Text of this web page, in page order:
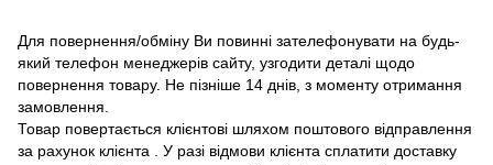
Для повернення/обміну Ви повинні зателефонувати на будь-
який телефон менеджерів сайту, узгодити деталі щодо
повернення товару. Не пізніше 14 днів, з моменту отримання
замовлення.
Товар повертається клієнтові шляхом поштового відправлення
за рахунок клієнта . У разі відмови клієнта сплатити доставку